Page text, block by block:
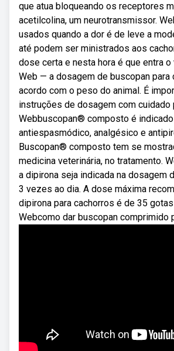
que atua bloqueando os receptores
acetilcolina, um neurotransmissor.
usados quando a dor é de leve a
até podem ser ministrados aos
dose certa e nesta hora é que entra o
Web — a dosagem de buscopan para
acordo com o peso do animal. É
instruções de dosagem com cuidado
Webbuscopan® composto é
antiespasmódico, analgésico e
Buscopan® composto tem se
medicina veterinária, no tratamento.
a dipirona seja indicada na dosagem
3 vezes ao dia. A dose máxima
dipirona para cachorros é de 35
Webcomo dar buscopan comprimido